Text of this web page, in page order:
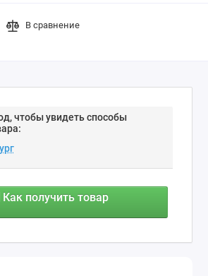
В сравнение
чтобы увидеть способы
Как получить товар